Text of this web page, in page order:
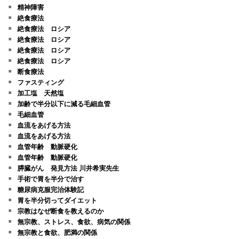
精神障害
絶食療法
絶食療法 ロシア
絶食療法 ロシア
絶食療法 ロシア
絶食療法 ロシア
断食療法
ファスティング
加工塩 天然塩
加齢で半分以下に減る毛細血管
毛細血管
血流をあげる方法
血流をあげる方法
血管年齢 動脈硬化
血管年齢 動脈硬化
膵臓がん 発見方法 川井希実先生
手術で胃を半分で治す
糖尿病克服完治体験記
胃を半分切ってダイエット
宗教はなぜ断食を教えるのか
無宗教、ストレス、食欲、病気の関係
無宗教と食欲、肥満の関係